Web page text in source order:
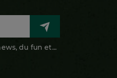
du fun et...